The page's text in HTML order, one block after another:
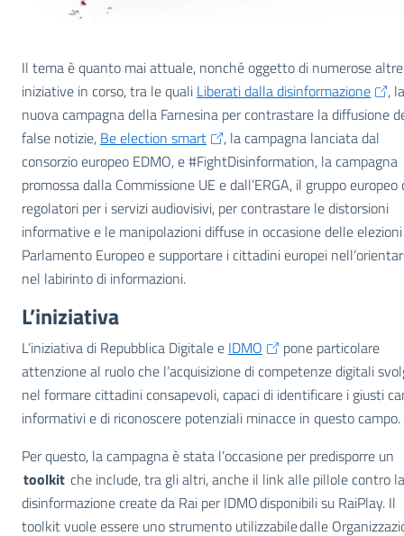
Il tema è quanto mai attuale, nonché oggetto di numerose altre
iniziative in corso, tra le quali Liberati dalla disinformazione
, la
nuova campagna della Farnesina per contrastare la diffusione
false notizie, Be election smart
, la campagna lanciata dal
consorzio europeo EDMO, e #FightDisinformation, la campagna
promossa dalla Commissione UE e dall’ERGA, il gruppo europeo
regolatori per i servizi audiovisivi, per contrastare le distorsioni
informative e le manipolazioni diffuse in occasione delle
Parlamento Europeo e supportare i cittadini europei
nel labirinto di informazioni.
L’iniziativa
L’iniziativa di Repubblica Digitale e IDMO
pone particolare
attenzione al ruolo che l’acquisizione di competenze digitali
nel formare cittadini consapevoli, capaci di identificare i giusti
informativi e di riconoscere potenziali minacce in questo campo.
Per questo, la campagna è stata l’occasione per predisporre un
toolkit che include, tra gli altri, anche il link alle pillole contro la
disinformazione create da Rai per IDMO disponibili su RaiPlay. Il
toolkit vuole essere uno strumento utilizzabile dalle